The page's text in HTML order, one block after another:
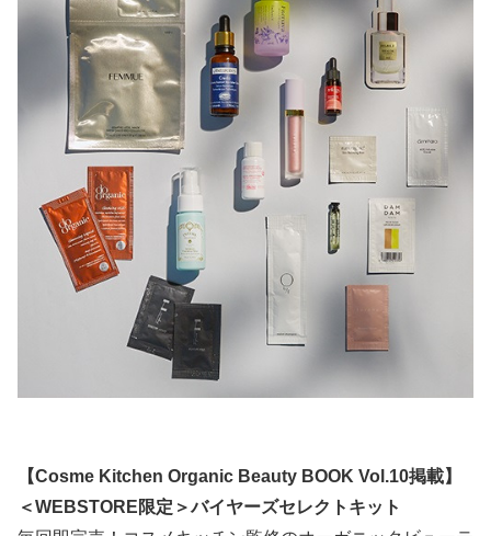
【Cosme Kitchen Organic Beauty BOOK Vol.10掲載】
＜WEBSTORE限定＞バイヤーズセレクトキット